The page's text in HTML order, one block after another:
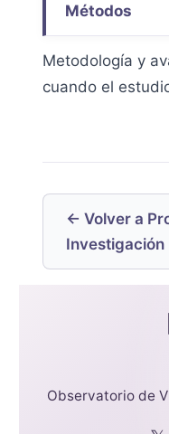
Métodos
Metodología y
cuando el
← Volver a
Investigación
Observatorio de